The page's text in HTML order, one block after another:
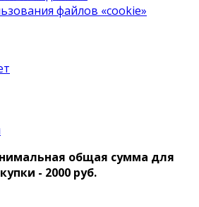
файлов «cookie»
общая сумма для
- 2000 руб.